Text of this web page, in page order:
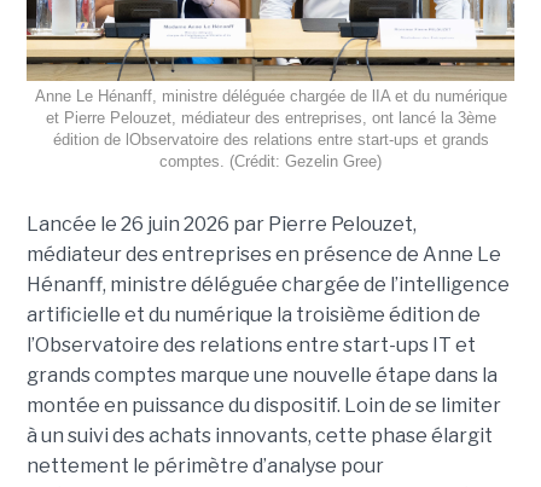
Anne Le Hénanff, ministre déléguée chargée de lIA et du numérique
et Pierre Pelouzet, médiateur des entreprises, ont lancé la 3ème
édition de lObservatoire des relations entre start-ups et grands
comptes. (Crédit: Gezelin Gree)
Lancée le 26 juin 2026 par Pierre Pelouzet,
médiateur des entreprises en présence de Anne Le
Hénanff, ministre déléguée chargée de l’intelligence
artificielle et du numérique la troisième édition de
l’Observatoire des relations entre start-ups IT et
grands comptes marque une nouvelle étape dans la
montée en puissance du dispositif. Loin de se limiter
à un suivi des achats innovants, cette phase élargit
nettement le périmètre d’analyse pour